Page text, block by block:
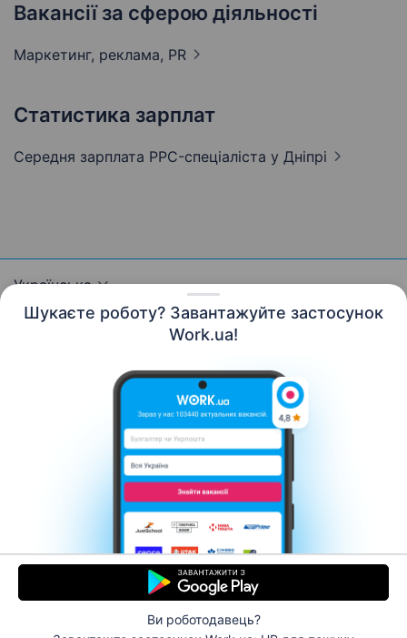
Шукаєте роботу? Завантажуйте застосунок
Work.ua!
Ви роботодавець?
Вакансії за сферою діяльності
Маркетинг, реклама, PR
Статистика зарплат
Середня зарплата PPC-спеціаліста у Дніпрі
Українська
Контакти Про нас
Кар’єра
Новини Work.ua
Допомога Умови використання
Роботодавцю
© 2006–2026 Work.ua. Сервіс пошуку роботи №1 в